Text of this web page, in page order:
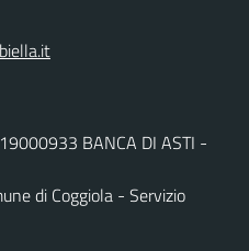
BANCA DI ASTI -
di Coggiola - Servizio